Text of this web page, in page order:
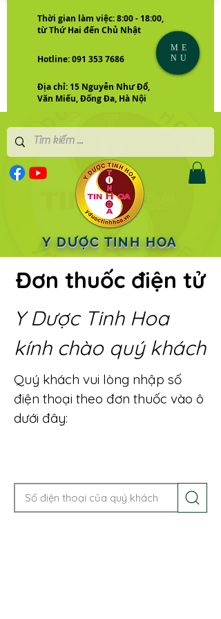
Thời gian làm việc: 8:00 - 18:00,
từ Thứ Hai đến Chủ Nhật
Hotline: 091 353 7686
Địa chỉ: 15 Nguyễn Như Đổ,
Văn Miếu, Đống Đa, Hà Nội
Y DƯỢC TINH HOA
ME
NU
Đơn thuốc điện tử
Y Dược Tinh Hoa
kính chào quý khách
Quý khách vui lòng nhập số
điện thoại theo đơn thuốc vào ô
dưới đây: